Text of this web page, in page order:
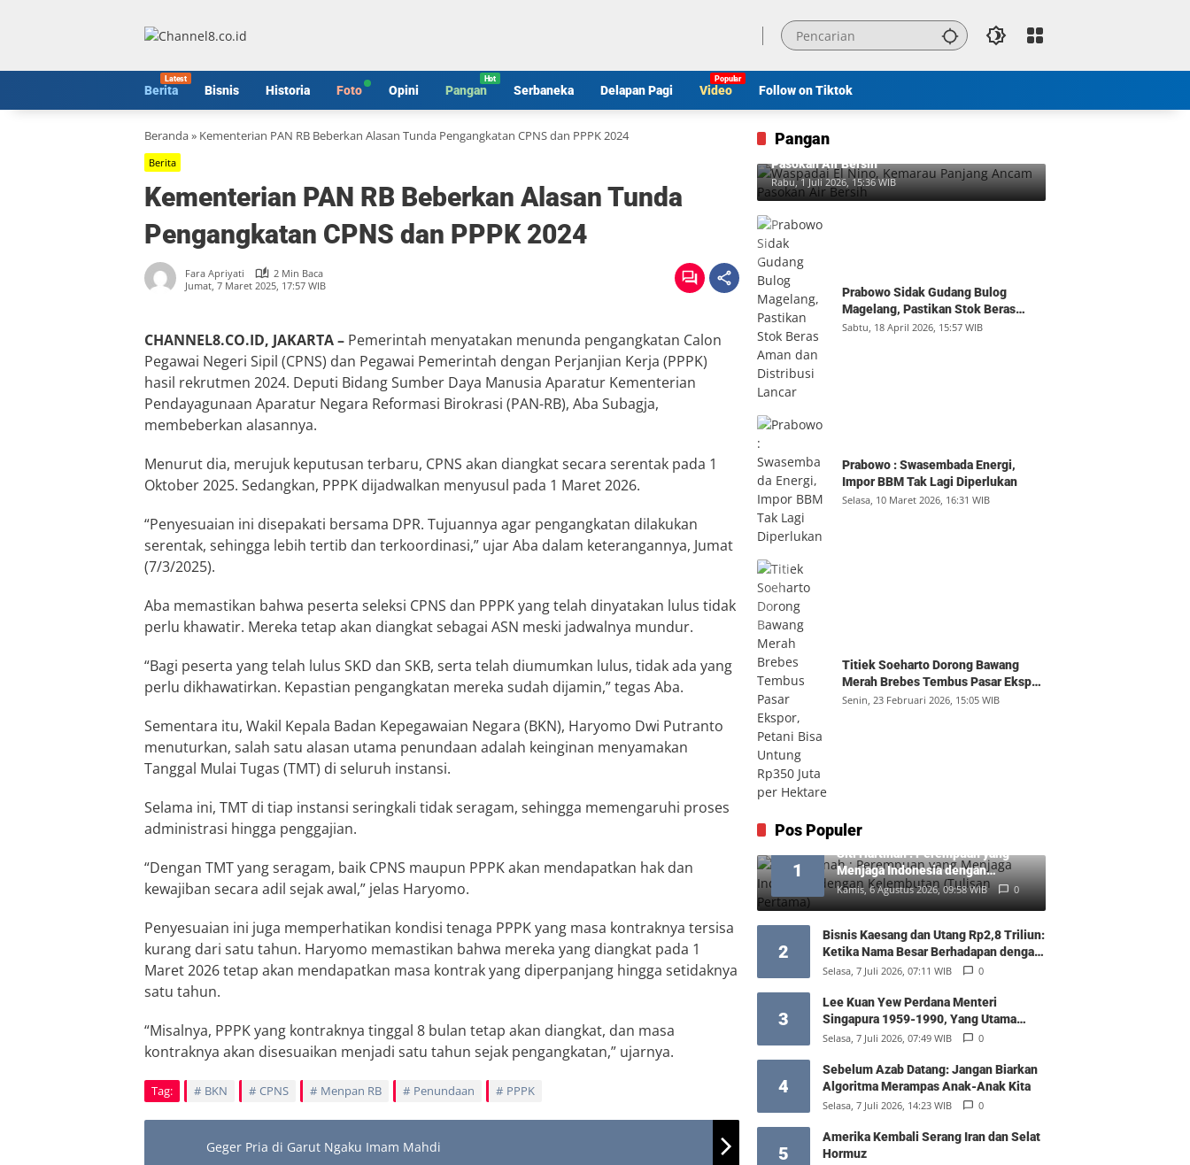
Berita Bisnis Historia Foto Opini Pangan Serbaneka Delapan Pagi Video Follow on Tiktok
Beranda» Kementerian PAN RB Beberkan Alasan Tunda Pengangkatan CPNS dan PPPK 2024
Berita
Kementerian PAN RB Beberkan Alasan Tunda
Pengangkatan CPNS dan PPPK 2024
Fara Apriyati
2 Min Baca
Jumat, 7 Maret 2025, 17:57 WIB
CHANNEL8.CO.ID, JAKARTA – Pemerintah menyatakan menunda pengangkatan Calon
Pegawai Negeri Sipil (CPNS) dan Pegawai Pemerintah dengan Perjanjian Kerja (PPPK)
hasil rekrutmen 2024. Deputi Bidang Sumber Daya Manusia Aparatur Kementerian
Pendayagunaan Aparatur Negara Reformasi Birokrasi (PAN-RB), Aba Subagja,
membeberkan alasannya.
Menurut dia, merujuk keputusan terbaru, CPNS akan diangkat secara serentak pada 1
Oktober 2025. Sedangkan, PPPK dijadwalkan menyusul pada 1 Maret 2026.
“Penyesuaian ini disepakati bersama DPR. Tujuannya agar pengangkatan dilakukan
serentak, sehingga lebih tertib dan terkoordinasi,” ujar Aba dalam keterangannya, Jumat
(7/3/2025).
Aba memastikan bahwa peserta seleksi CPNS dan PPPK yang telah dinyatakan lulus tidak
perlu khawatir. Mereka tetap akan diangkat sebagai ASN meski jadwalnya mundur.
“Bagi peserta yang telah lulus SKD dan SKB, serta telah diumumkan lulus, tidak ada yang
perlu dikhawatirkan. Kepastian pengangkatan mereka sudah dijamin,” tegas Aba.
Sementara itu, Wakil Kepala Badan Kepegawaian Negara (BKN), Haryomo Dwi Putranto
menuturkan, salah satu alasan utama penundaan adalah keinginan menyamakan
Tanggal Mulai Tugas (TMT) di seluruh instansi.
Selama ini, TMT di tiap instansi seringkali tidak seragam, sehingga memengaruhi proses
administrasi hingga penggajian.
“Dengan TMT yang seragam, baik CPNS maupun PPPK akan mendapatkan hak dan
kewajiban secara adil sejak awal,” jelas Haryomo.
Penyesuaian ini juga memperhatikan kondisi tenaga PPPK yang masa kontraknya tersisa
kurang dari satu tahun. Haryomo memastikan bahwa mereka yang diangkat pada 1
Maret 2026 tetap akan mendapatkan masa kontrak yang diperpanjang hingga setidaknya
satu tahun.
“Misalnya, PPPK yang kontraknya tinggal 8 bulan tetap akan diangkat, dan masa
kontraknya akan disesuaikan menjadi satu tahun sejak pengangkatan,” ujarnya.
Tag: BKN CPNS Menpan RB Penundaan PPPK
Geger Pria di Garut Ngaku Imam Mahdi
Pangan
Waspadai El Nino, Kemarau Panjang Ancam
Pasokan Air Bersih
Rabu, 1 Juli 2026, 15:36 WIB
Prabowo Sidak Gudang Bulog
Magelang, Pastikan Stok Beras
Aman dan Distribusi Lancar
Sabtu, 18 April 2026, 15:57 WIB
Prabowo : Swasembada Energi,
Impor BBM Tak Lagi Diperlukan
Selasa, 10 Maret 2026, 16:31 WIB
Titiek Soeharto Dorong Bawang
Merah Brebes Tembus Pasar Ekspor,
Petani Bisa Untung Rp350 Juta per
Senin, 23 Februari 2026, 15:05 WIB
Pos Populer
1
Siti Hartinah : Perempuan yang
Menjaga Indonesia dengan
Kelembutan (Tulisan Pertama)
Kamis, 6 Agustus 2026, 09:58 WIB 0
2
Bisnis Kaesang dan Utang Rp2,8 Triliun:
Ketika Nama Besar Berhadapan dengan
Hukum Pasar
Selasa, 7 Juli 2026, 07:11 WIB 0
3
Lee Kuan Yew Perdana Menteri
Singapura 1959-1990, Yang Utama
Diantara Yang Sederajat
Selasa, 7 Juli 2026, 07:49 WIB 0
4
Sebelum Azab Datang: Jangan Biarkan
Algoritma Merampas Anak-Anak Kita
Selasa, 7 Juli 2026, 14:23 WIB 0
5
Amerika Kembali Serang Iran dan Selat
Hormuz